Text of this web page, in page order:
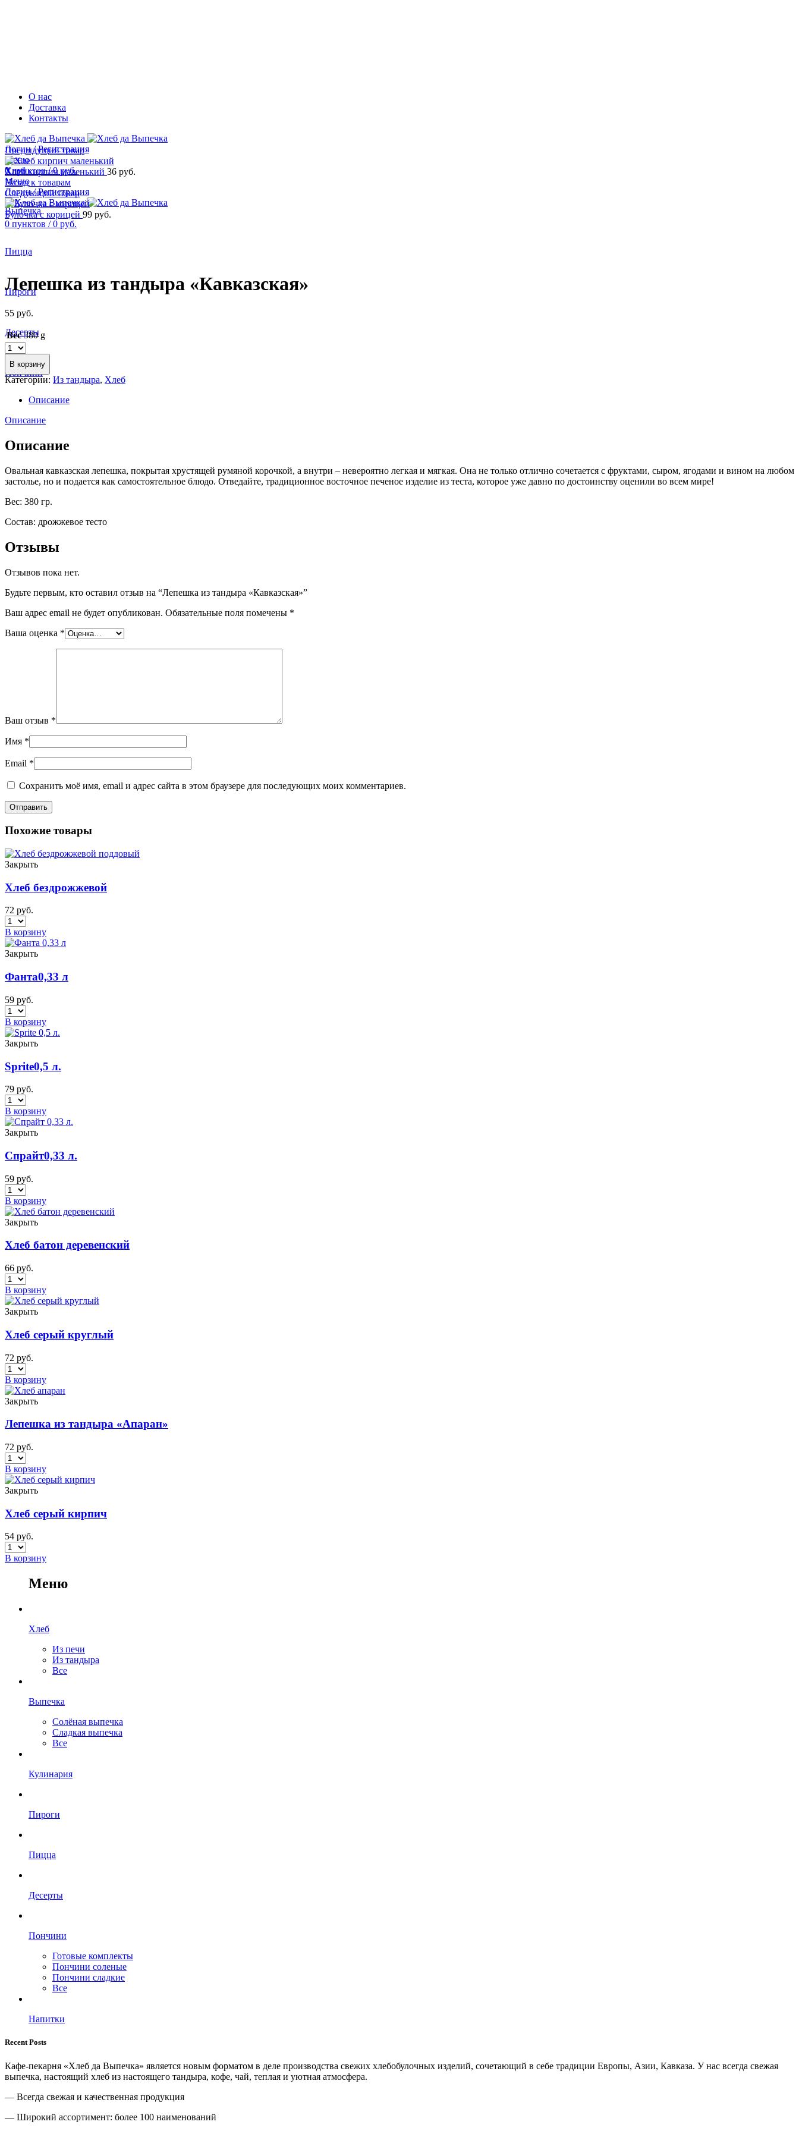
О нас
Доставка
Контакты
Логин / Регистрация
Меню
0пунктов / 0руб.
Меню
Логин / Регистрация
0 пунктов / 0 руб.
Хлеб
Выпечка
Пицца
Пироги
Десерты
Пончини
Предыдущий товар
Хлеб кирпич маленький 36 руб.
Назад к товарам
Следующий товар
Булочка с корицей 99 руб.
Увеличить
Лепешка из тандыра «Кавказская»
55 руб.
Вес 380 g
В корзину
Категории: Из тандыра, Хлеб
Описание
Описание
Описание
Овальная кавказская лепешка, покрытая хрустящей румяной корочкой, а внутри – невероятно легкая и мягкая. Она не только отлично сочетается с фруктами, сыром, ягодами и вином на любом
застолье, но и подается как самостоятельное блюдо. Отведайте, традиционное восточное печеное изделие из теста, которое уже давно по достоинству оценили во всем мире!
Вес: 380 гр.
Состав: дрожжевое тесто
Отзывы
Отзывов пока нет.
Будьте первым, кто оставил отзыв на “Лепешка из тандыра «Кавказская»”
Ваш адрес email не будет опубликован. Обязательные поля помечены *
Ваша оценка *
Ваш отзыв *
Имя *
Email *
Сохранить моё имя, email и адрес сайта в этом браузере для последующих моих комментариев.
Похожие товары
Закрыть
Хлеб бездрожжевой
72 руб.
В корзину
Закрыть
Фанта0,33 л
59 руб.
В корзину
Закрыть
Sprite0,5 л.
79 руб.
В корзину
Закрыть
Спрайт0,33 л.
59 руб.
В корзину
Закрыть
Хлеб батон деревенский
66 руб.
В корзину
Закрыть
Хлеб серый круглый
72 руб.
В корзину
Закрыть
Лепешка из тандыра «Апаран»
72 руб.
В корзину
Закрыть
Хлеб серый кирпич
54 руб.
В корзину
Меню
Хлеб
Из печи
Из тандыра
Все
Выпечка
Солёная выпечка
Сладкая выпечка
Все
Кулинария
Пироги
Пицца
Десерты
Пончини
Готовые комплекты
Пончини соленые
Пончини сладкие
Все
Напитки
Recent Posts
Кафе-пекарня «Хлеб да Выпечка» является новым форматом в деле производства свежих хлебобулочных изделий, сочетающий в себе традиции Европы, Азии, Кавказа. У нас всегда свежая
выпечка, настоящий хлеб из настоящего тандыра, кофе, чай, теплая и уютная атмосфера.
— Всегда свежая и качественная продукция
— Широкий ассортимент: более 100 наименований